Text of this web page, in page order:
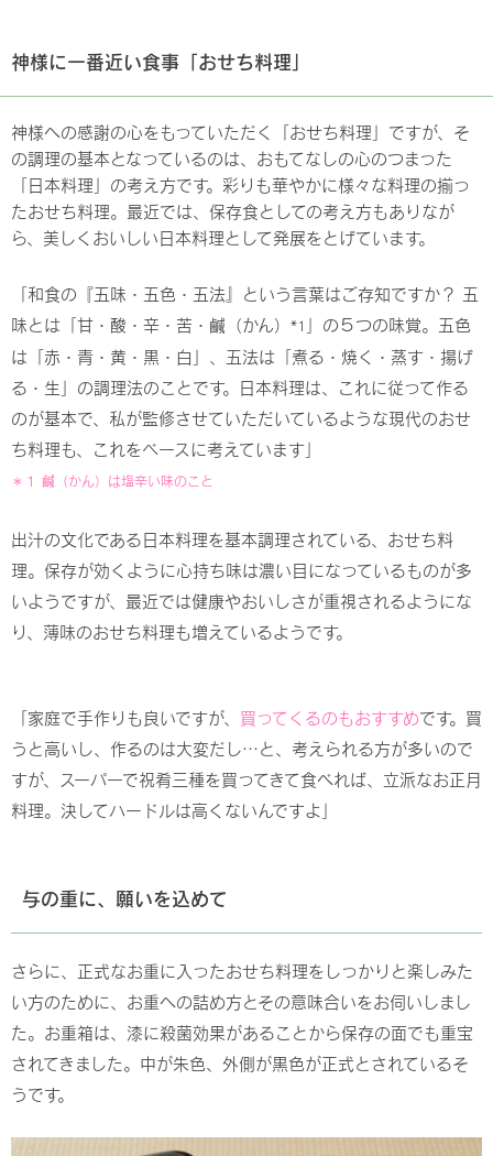
神様に一番近い食事「おせち料理」
神様への感謝の心をもっていただく「おせち料理」ですが、そ
の調理の基本となっているのは、おもてなしの心のつまった
「日本料理」の考え方です。彩りも華やかに様々な料理の揃っ
たおせち料理。最近では、保存食としての考え方もありなが
ら、美しくおいしい日本料理として発展をとげています。
「和食の『五味・五色・五法』という言葉はご存知ですか？ 五
味とは「甘・酸・辛・苦・鹹（かん）
*1 」の５つの味覚。五色
は「赤・青・黄・黒・白」、五法は「煮る・焼く・蒸す・揚げ
る・生」の調理法のことです。日本料理は、これに従って作る
のが基本で、私が監修させていただいているような現代のおせ
ち料理も、これをベースに考えています」
＊１ 鹹（かん）は塩辛い味のこと
出汁の文化である日本料理を基本調理されている、おせち料
理。保存が効くように心持ち味は濃い目になっているものが多
いようですが、最近では健康やおいしさが重視されるようにな
り、薄味のおせち料理も増えているようです。
「家庭で手作りも良いですが、 買ってくるのもおすすめです。買
うと高いし、作るのは大変だし…と、考えられる方が多いので
すが、スーパーで祝肴三種を買ってきて食べれば、立派なお正月
料理。決してハードルは高くないんですよ」
与の重に、願いを込めて
さらに、正式なお重に入ったおせち料理をしっかりと楽しみた
い方のために、お重への詰め方とその意味合いをお伺いしまし
た。お重箱は、漆に殺菌効果があることから保存の面でも重宝
されてきました。中が朱色、外側が黒色が正式とされているそ
うです。